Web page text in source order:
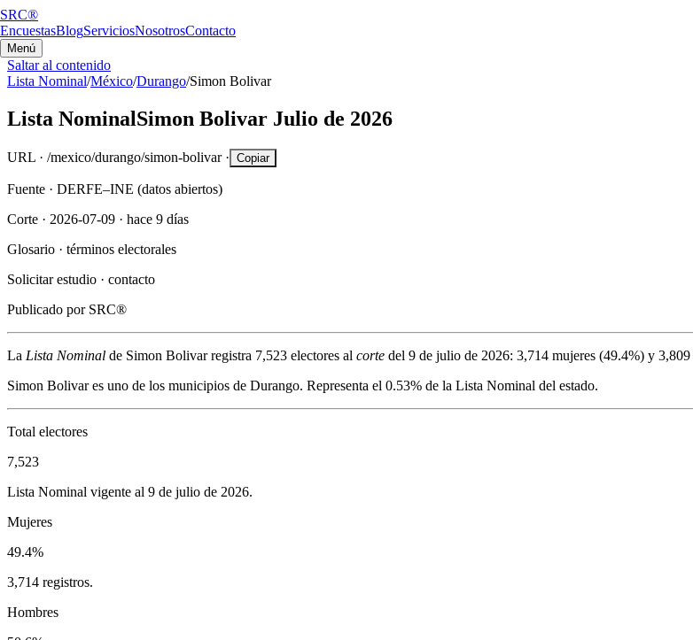
SRC®
EncuestasBlogServiciosNosotrosContacto
Menú
Saltar al contenido
Lista Nominal/México/Durango/Simon Bolivar
Lista NominalSimon Bolivar Julio de 2026
URL · /mexico/durango/simon-bolivar · Copiar
Fuente · DERFE–INE (datos abiertos)
Corte · 2026-07-09 · hace 9 días
Glosario · términos electorales
Solicitar estudio · contacto
Publicado por SRC®
La Lista Nominal de Simon Bolivar registra 7,523 electores al corte del 9 de julio de 2026: 3,714 mujeres (49.4%) y 3,809
Simon Bolivares uno de los municipios de Durango. Representa el 0.53% de la Lista Nominal del estado.
Total electores
7,523
Lista Nominal vigente al 9 de julio de 2026.
Mujeres
49.4%
3,714 registros.
Hombres